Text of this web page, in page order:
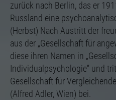
zurück nach Berlin, das er
Russland eine
(Herbst) Nach Austritt der
aus der „Gesellschaft für
diese ihren Namen in
Individualpsychologie“ und
Gesellschaft für
(Alfred Adler, Wien) bei.